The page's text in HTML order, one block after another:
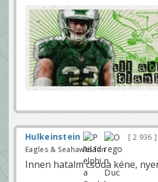
Hulkeinstein 2 936
Eagles & Seahawks fan
Innen hatalm csoda kéne,